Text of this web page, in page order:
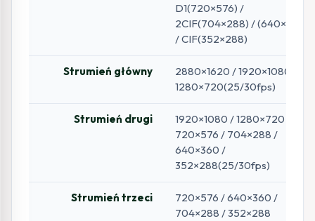
D1(720×576) /
2CIF(704×288) / (640×360)
/ CIF(352×288)
Strumień główny
2880×1620 / 1920×1080 /
1280×720(25/30fps)
Strumień drugi
1920×1080 / 1280×720 /
720×576 / 704×288 /
640×360 /
352×288(25/30fps)
Strumień trzeci
720×576 / 640×360 /
704×288 / 352×288